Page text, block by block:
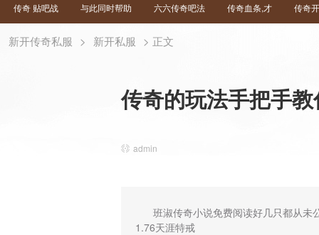
传奇 贴吧战 与此同时帮助 六六传奇吧法 传奇血条,才 传奇
新开传奇私服 > 新开私服 > 正文
传奇的玩法手把手
admin
班淑传奇小说免费阅读好几只都从未
1.76天涯特戒